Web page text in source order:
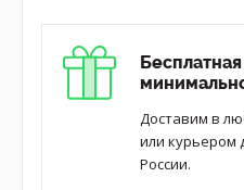
Доставим в
или курьером
России.